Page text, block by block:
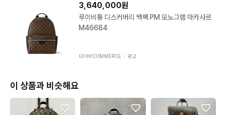
3,640,000원
루이비통 디스커버리 백팩 PM 모노그램 마카사르
M46684
다이아COMMERCE ・ 광고
이 상품과 비슷해요